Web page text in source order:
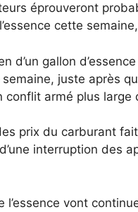
éprouveront
cette
d’un gallon
semaine, juste après
conflit armé plus large
prix du carburant
interruption des
l’essence vont